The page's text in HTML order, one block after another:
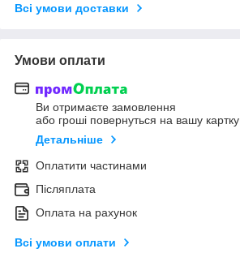
Всі умови доставки
Умови оплати
Ви отримаєте замовлення
або гроші повернуться на вашу картку
Детальніше
Оплатити частинами
Післяплата
Оплата на рахунок
Всі умови оплати